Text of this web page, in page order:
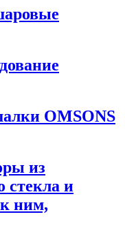
OMSONS
из
стекла и
ним,